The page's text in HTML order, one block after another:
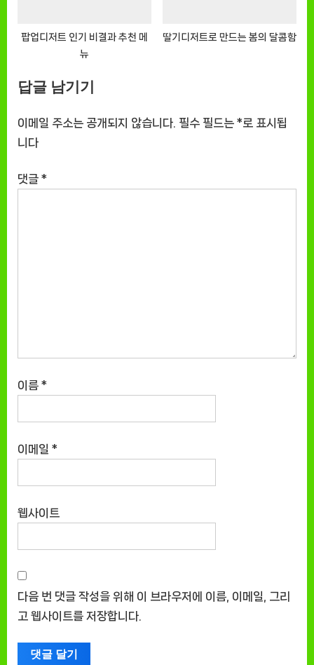
팝업디저트 인기 비결과 추천 메
뉴
딸기디저트로 만드는 봄의 달콤함
답글 남기기
이메일 주소는 공개되지 않습니다. 필수 필드는 *로 표시됩
니다
댓글 *
이름 *
이메일 *
웹사이트
다음 번 댓글 작성을 위해 이 브라우저에 이름, 이메일, 그리
고 웹사이트를 저장합니다.